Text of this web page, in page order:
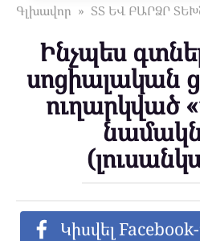
Գլխավոր » ՏՏ ԵՎ ԲԱՐՁՐ
Ինչպես
սոցիալական
ուղարկված
Կիսվել